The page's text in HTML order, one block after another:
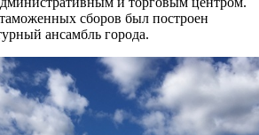
сборов был построен
ансамбль города.